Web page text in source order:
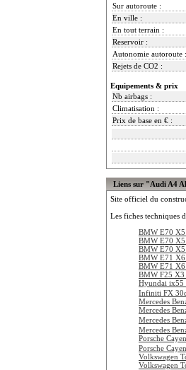
Sur autoroute :
En ville :
En tout terrain :
Reservoir :
Autonomie autoroute :
Rejets de CO2 :
Equipements & prix
Nb airbags :
Climatisation :
Prix de base en € :
Liens sur "Audi A4
Site officiel du
Les fiches techniques
BMW E70
BMW E70
BMW E70
BMW E71
BMW E71
BMW F25
Hyundai ix55
Infiniti FX
Mercedes
Mercedes
Mercedes
Mercedes
Porsche
Porsche
Volkswagen
Volkswagen